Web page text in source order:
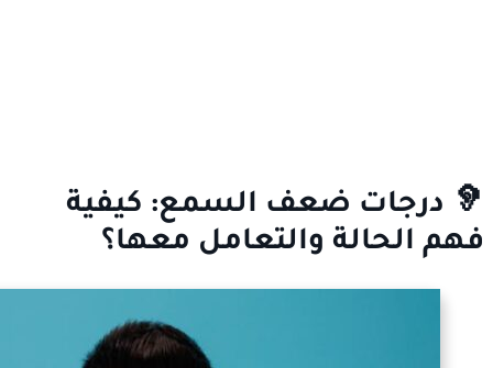
🦻 درجات ضعف السمع: كيفية
فهم الحالة والتعامل معها؟